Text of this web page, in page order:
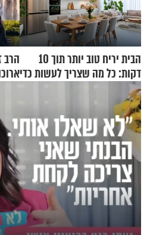
הבית יריח טוב יותר תוך 10
דקות: כל מה שצריך לעשות כדי
לרענן את הבית
הרב